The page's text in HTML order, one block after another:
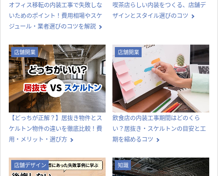
オフィス移転の内装工事で失敗しな
いためのポイント！費用相場やスケ
ジュール・業者選びのコツを解説
喫茶店らしい内装をつくる、店舗デ
ザインとスタイル選びのコツ
店舗開業
【どっちが正解？】居抜き物件とス
ケルトン物件の違いを徹底比較！費
用・メリット・選び方
店舗開業
飲食店の内装工事期間はどのくら
い？居抜き・スケルトンの目安と工
期を縮めるコツ
店舗デザイン 知識